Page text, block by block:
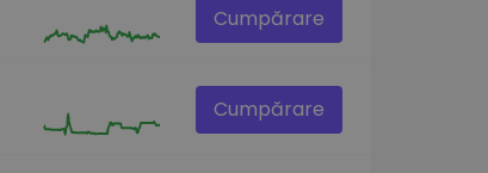
Cumpărare
Cumpărare